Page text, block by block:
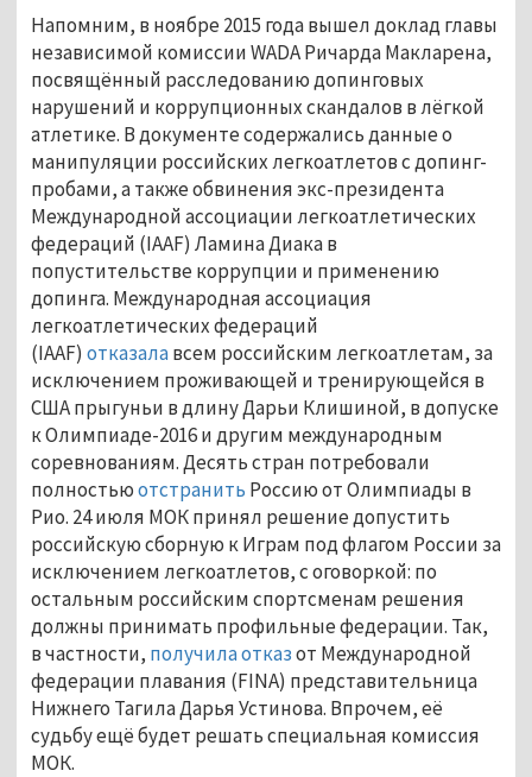
Напомним, в ноябре 2015 года вышел доклад главы
независимой комиссии WADA Ричарда Макларена,
посвящённый расследованию допинговых
нарушений и коррупционных скандалов в лёгкой
атлетике. В документе содержались данные о
манипуляции российских легкоатлетов с допинг-
пробами, а также обвинения экс-президента
Международной ассоциации легкоатлетических
федераций (IAAF) Ламина Диака в
попустительстве коррупции и применению
допинга. Международная ассоциация
легкоатлетических федераций
(IAAF) отказалавсем российским легкоатлетам, за
исключением проживающей и тренирующейся в
США прыгуньи в длину Дарьи Клишиной, в допуске
к Олимпиаде-2016 и другим международным
соревнованиям. Десять стран потребовали
полностьюотстранить Россию от Олимпиады в
Рио. 24 июля МОК принял решение допустить
российскую сборную к Играм под флагом России за
исключением легкоатлетов, с оговоркой: по
остальным российским спортсменам решения
должны принимать профильные федерации. Так,
в частности, получила отказот Международной
федерации плавания (FINA) представительница
Нижнего Тагила Дарья Устинова. Впрочем, её
судьбу ещё будет решать специальная комиссия
МОК.